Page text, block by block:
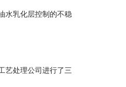
水乳化层控制的不稳
艺处理公司进行了三